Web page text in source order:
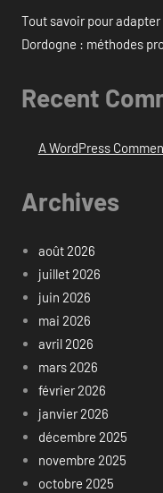
Tout savoir pour
Dordogne : méthodes
Recent
A WordPress
Archives
août 2026
juillet 2026
juin 2026
mai 2026
avril 2026
mars 2026
février 2026
janvier 2026
décembre 2025
novembre 2025
octobre 2025